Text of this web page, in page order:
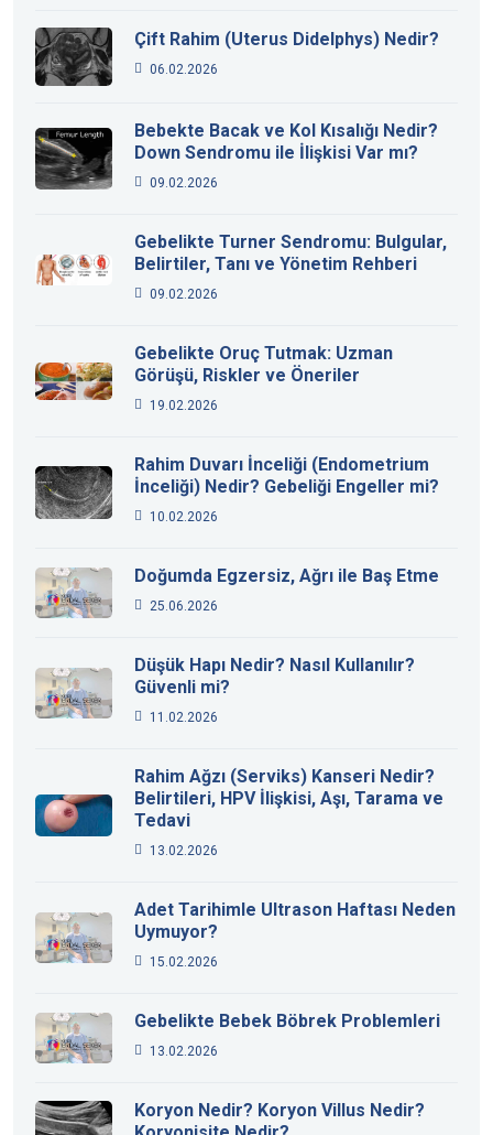
Çift Rahim (Uterus Didelphys) Nedir?
06.02.2026
Bebekte Bacak ve Kol Kısalığı Nedir?
Down Sendromu ile İlişkisi Var mı?
09.02.2026
Gebelikte Turner Sendromu: Bulgular,
Belirtiler, Tanı ve Yönetim Rehberi
09.02.2026
Gebelikte Oruç Tutmak: Uzman
Görüşü, Riskler ve Öneriler
19.02.2026
Rahim Duvarı İnceliği (Endometrium
İnceliği) Nedir? Gebeliği Engeller mi?
10.02.2026
Doğumda Egzersiz, Ağrı ile Baş Etme
25.06.2026
Düşük Hapı Nedir? Nasıl Kullanılır?
Güvenli mi?
11.02.2026
Rahim Ağzı (Serviks) Kanseri Nedir?
Belirtileri, HPV İlişkisi, Aşı, Tarama ve
Tedavi
13.02.2026
Adet Tarihimle Ultrason Haftası Neden
Uymuyor?
15.02.2026
Gebelikte Bebek Böbrek Problemleri
13.02.2026
Koryon Nedir? Koryon Villus Nedir?